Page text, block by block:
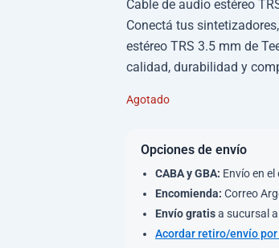
Cable de audio estéreo
Conectá tus
estéreo TRS 3.5 mm de
calidad, durabilidad y
Agotado
Opciones de envío
CABA y GBA: Envío en
Encomienda: Correo
Envío gratisa sucursal
Acordar retiro/envío por